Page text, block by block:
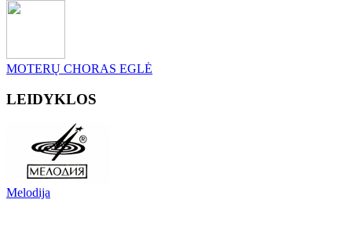
MOTERŲ CHORAS EGLĖ
LEIDYKLOS
Melodija